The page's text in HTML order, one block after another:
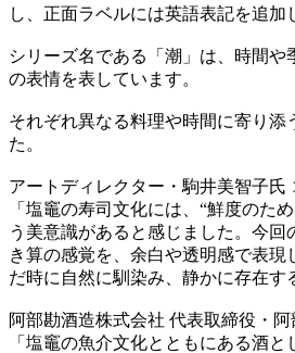
し、正面ラベルには英語表記を追加
シリーズ名である「潮」は、時間や
の表情を表しています。
それぞれ異なる料理や時間に寄り添
た。
アートディレクター・駒井美智子氏
「塩竈の寿司文化には、“鮮度のた
う美意識があると感じました。今回
き算の感覚を、余白や透明感で表現
だ時に自然に馴染み、静かに存在す
阿部勘酒造株式会社 代表取締役・阿
「塩竈の魚介文化とともにある酒